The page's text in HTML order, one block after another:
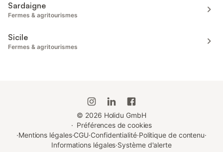
Sardaigne
Fermes & agritourismes
Sicile
Fermes & agritourismes
© 2026 Holidu GmbH
· Préférences de cookies
·Mentions légales·CGU·Confidentialité·Politique de contenu·
Informations légales·Système d'alerte